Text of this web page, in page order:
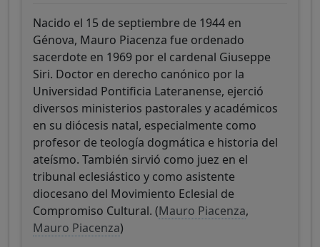
Nacido el 15 de septiembre de 1944 en
Génova, Mauro Piacenza fue ordenado
sacerdote en 1969 por el cardenal Giuseppe
Siri. Doctor en derecho canónico por la
Universidad Pontificia Lateranense, ejerció
diversos ministerios pastorales y académicos
en su diócesis natal, especialmente como
profesor de teología dogmática e historia del
ateísmo. También sirvió como juez en el
tribunal eclesiástico y como asistente
diocesano del Movimiento Eclesial de
Compromiso Cultural. (Mauro Piacenza,
Mauro Piacenza)